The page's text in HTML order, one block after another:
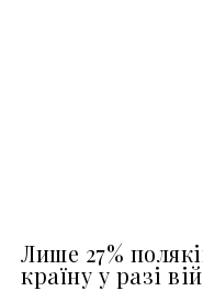
Лише 27%
країну у разі